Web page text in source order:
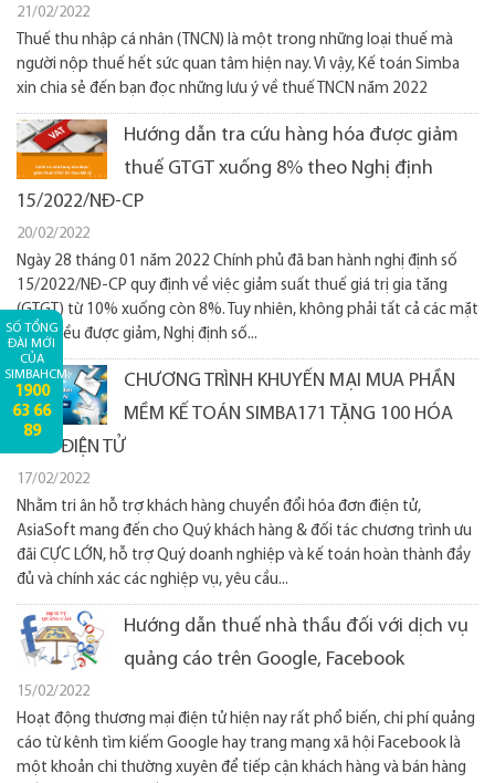
21/02/2022
Thuế thu nhập cá nhân (TNCN) là một trong những loại thuế mà
người nộp thuế hết sức quan tâm hiện nay. Vì vậy, Kế toán Simba
xin chia sẻ đến bạn đọc những lưu ý về thuế TNCN năm 2022
Hướng dẫn tra cứu hàng hóa được giảm
thuế GTGT xuống 8% theo Nghị định
15/2022/NĐ-CP
20/02/2022
Ngày 28 tháng 01 năm 2022 Chính phủ đã ban hành nghị định số
15/2022/NĐ-CP quy định về việc giảm suất thuế giá trị gia tăng
(GTGT) từ 10% xuống còn 8%. Tuy nhiên, không phải tất cả các mặt
hàng đều được giảm, Nghị định số...
CHƯƠNG TRÌNH KHUYẾN MẠI MUA PHẦN
MỀM KẾ TOÁN SIMBA171 TẶNG 100 HÓA
ĐƠN ĐIỆN TỬ
17/02/2022
Nhằm tri ân hỗ trợ khách hàng chuyển đổi hóa đơn điện tử,
AsiaSoft mang đến cho Quý khách hàng & đối tác chương trình ưu
đãi CỰC LỚN, hỗ trợ Quý doanh nghiệp và kế toán hoàn thành đầy
đủ và chính xác các nghiệp vụ, yêu cầu...
Hướng dẫn thuế nhà thầu đối với dịch vụ
quảng cáo trên Google, Facebook
15/02/2022
Hoạt động thương mại điện tử hiện nay rất phổ biến, chi phí quảng
cáo từ kênh tìm kiếm Google hay trang mạng xã hội Facebook là
một khoản chi thường xuyên để tiếp cận khách hàng và bán hàng
SỐ TỔNG
ĐÀI MỚI
CỦA
SIMBAHCM:
1900
63 66
89